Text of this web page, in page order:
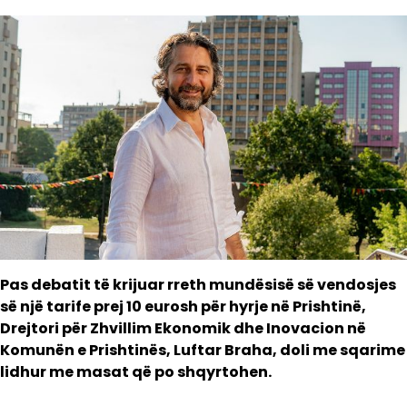
Pas debatit të krijuar rreth mundësisë së vendosjes
së një tarife prej 10 eurosh për hyrje në Prishtinë,
Drejtori për Zhvillim Ekonomik dhe Inovacion në
Komunën e Prishtinës, Luftar Braha, doli me sqarime
lidhur me masat që po shqyrtohen.